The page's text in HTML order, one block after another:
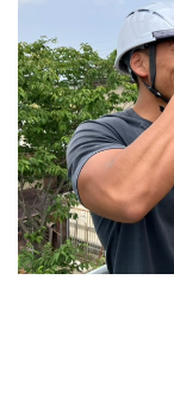
店舗案内
お客様の声
採用情報